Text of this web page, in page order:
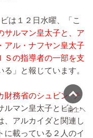
は１２日水曜、「こ
サルマン皇太子と、ア
アル・ナフヤン皇太子
Ｓの指導者の一部を支
」と報じています。
財務省のシュビン･テ
ルマン皇太子とビン・
、アルカイダと関連し
に載っている２人のイ